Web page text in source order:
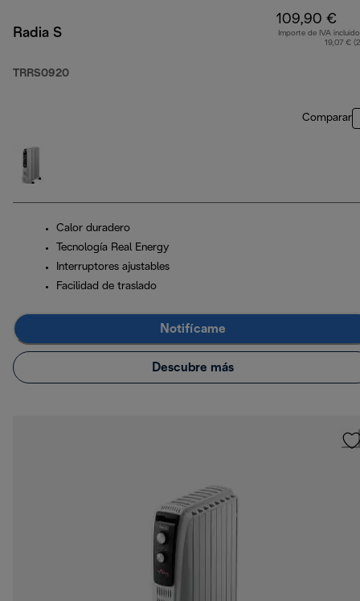
Radia S
TRRS0920
109,90 €
Importe de IVA
19,07 €
Comparar
Calor duradero
Tecnología Real Energy
Interruptores ajustables
Facilidad de traslado
Notifícame
Descubre más